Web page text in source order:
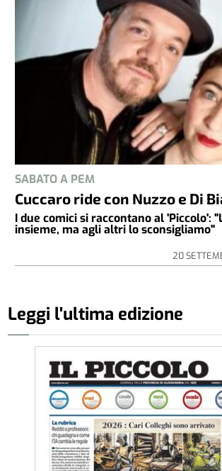
SABATO A PEM
Cuccaro ride con Nuzzo e Di
I due comici si raccontano al 'Piccolo':
insieme, ma agli altri lo sconsigliamo"
20
Leggi l'ultima edizione